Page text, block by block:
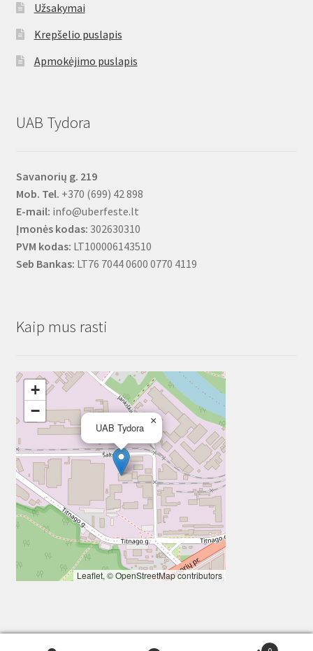
Užsakymai
Krepšelio puslapis
Apmokėjimo puslapis
UAB Tydora
Savanorių g. 219
Mob. Tel. +370 (699) 42 898
E-mail: info@uberfeste.lt
Įmonės kodas: 302630310
PVM kodas: LT100006143510
Seb Bankas: LT76 7044 0600 0770 4119
Kaip mus rasti
UAB Tydora
×
+
−
Leaflet, ©OpenStreetMapcontributors